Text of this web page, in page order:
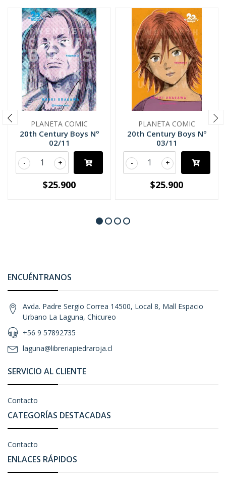
PLANETA COMIC
20th Century Boys Nº
02/11
+
-
$25.900
PLANETA COMIC
20th Century Boys Nº
03/11
+
-
$25.900
ENCUÉNTRANOS
Avda. Padre Sergio Correa 14500, Local 8, Mall Espacio
Urbano La Laguna, Chicureo
+56 9 57892735
laguna@libreriapiedraroja.cl
SERVICIO AL CLIENTE
Contacto
CATEGORÍAS DESTACADAS
Contacto
ENLACES RÁPIDOS